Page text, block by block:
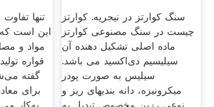
تنها
این است که
مواد و
قواره
گفته
برای
سنگ کوارتز در نیجریه. کوارتز
چیست در سنگ مصنوعی کوارتز
ماده اصلی تشکیل دهنده آن
سیلیسیم دی‌اکسید می باشد.
سیلیس به صورت پودر
میکرونیزه، دانه بندی­های ریز و